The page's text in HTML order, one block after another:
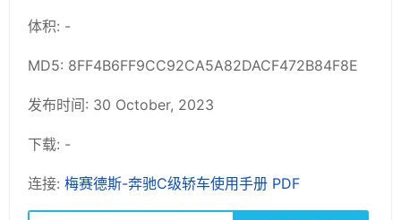
体积: -
MD5: 8FF4B6FF9CC92CA5A82DACF472B84F8E
发布时间: 30 October, 2023
下载: -
连接: 梅赛德斯-奔驰C级轿车使用手册 PDF